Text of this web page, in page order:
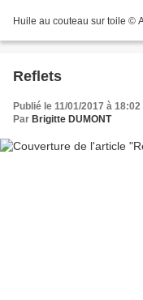
Huile au couteau sur toile ©
Reflets
Publié le 11/01/2017 à 18:02
Par Brigitte DUMONT